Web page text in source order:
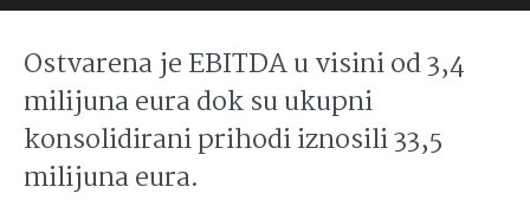
Ostvarena je EBITDA u visini od 3,4
milijuna eura dok su ukupni
konsolidirani prihodi iznosili 33,5
milijuna eura.